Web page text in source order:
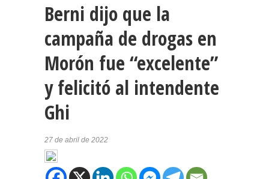
Berni dijo que la
campaña de drogas en
Morón fue “excelente”
y felicitó al intendente
Ghi
27 de abril de 2022